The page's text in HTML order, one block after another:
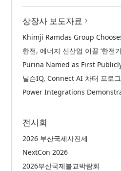
상장사 보도자료
전시회
2026 부산국제사진제
NextCon 2026
2026부산국제불교박람회